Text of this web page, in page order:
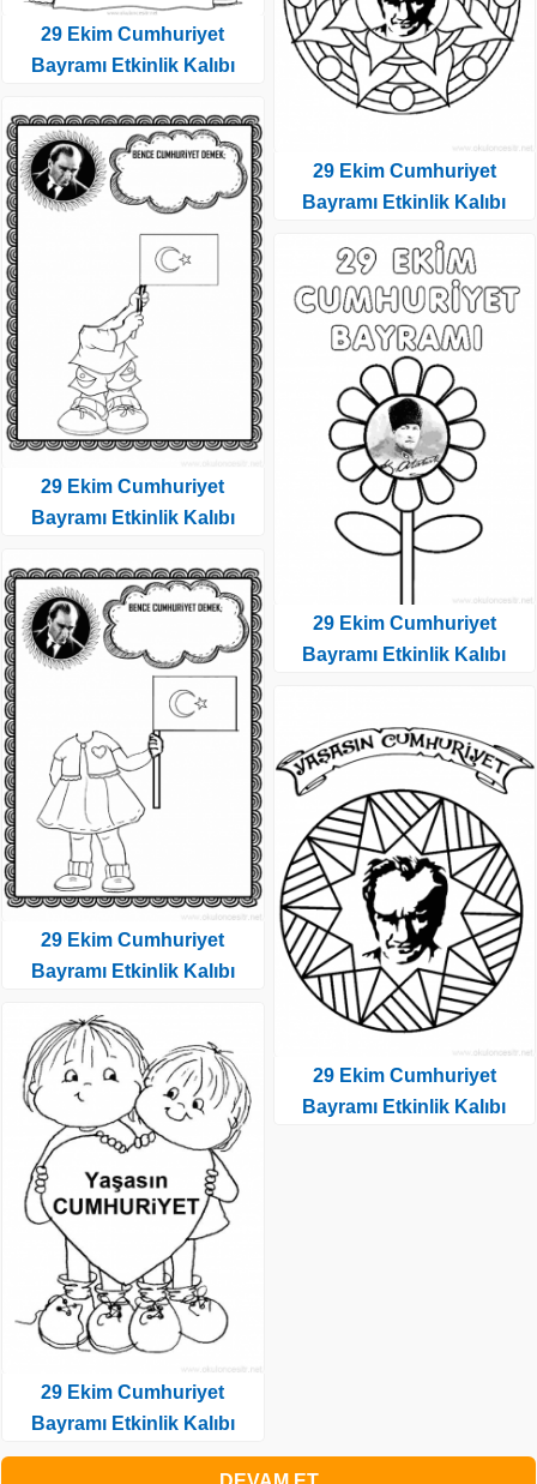
29 Ekim Cumhuriyet
Bayramı Etkinlik Kalıbı
29 Ekim Cumhuriyet
Bayramı Etkinlik Kalıbı
29 Ekim Cumhuriyet
Bayramı Etkinlik Kalıbı
29 Ekim Cumhuriyet
Bayramı Etkinlik Kalıbı
29 Ekim Cumhuriyet
Bayramı Etkinlik Kalıbı
29 Ekim Cumhuriyet
Bayramı Etkinlik Kalıbı
29 Ekim Cumhuriyet
Bayramı Etkinlik Kalıbı